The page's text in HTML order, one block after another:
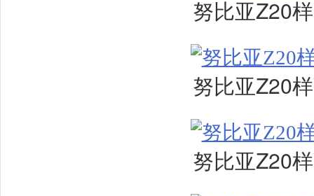
努比亚Z20
努比亚Z20
努比亚Z20